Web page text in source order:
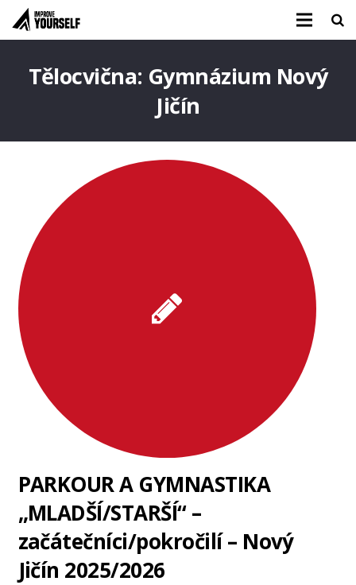
Tělocvična: Gymnázium Nový
Jičín
PARKOUR A GYMNASTIKA
„MLADŠÍ/STARŠÍ“ –
začátečníci/pokročilí – Nový
Jičín 2025/2026